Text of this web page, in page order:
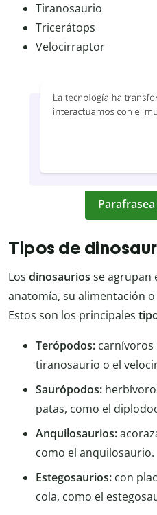
Tiranosaurio
Tricerátops
Velocirraptor
Tipos de
Los dinosaurios se agrupan
anatomía, su alimentación
Estos son los principales
Terópodos: carnívoros
tiranosaurio o el
Saurópodos:
patas, como el
Anquilosaurios:
como el anquilosaurio.
Estegosaurios: con
cola, como el